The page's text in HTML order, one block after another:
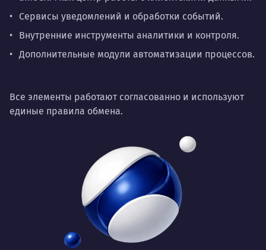
Сервисы уведомлений и обработки событий.
Внутренние инструменты аналитики и контроля.
Дополнительные модули автоматизации процессов.
Все элементы работают согласованно и используют
единые правила обмена.